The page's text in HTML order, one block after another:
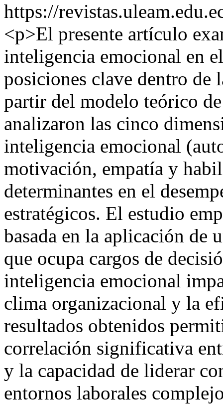
https://
<p>El presente artículo
inteligencia emocional en
posiciones clave dentro de
partir del modelo teórico
analizaron las cinco
inteligencia emocional
motivación, empatía y
determinantes en el
estratégicos. El estudio
basada en la aplicación de
que ocupa cargos de
inteligencia emocional
clima organizacional y la
resultados obtenidos
correlación significativa
y la capacidad de liderar
entornos laborales